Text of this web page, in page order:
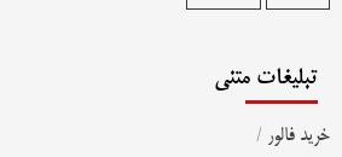
تبلیغات متنی
خرید فالور /